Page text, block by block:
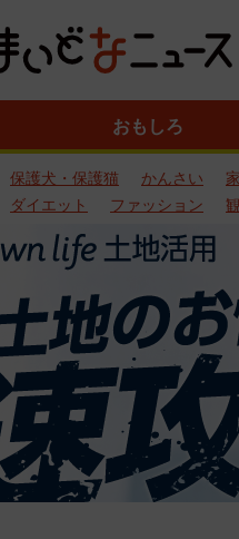
おもしろ
保護犬・保護猫 かんさい
ダイエット
ファッション